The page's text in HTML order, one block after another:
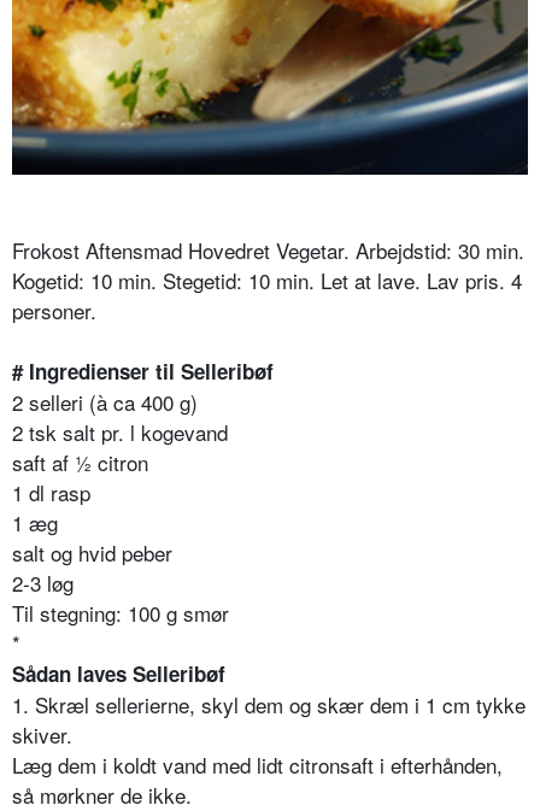
Frokost Aftensmad Hovedret Vegetar. Arbejdstid: 30 min.
Kogetid: 10 min. Stegetid: 10 min. Let at lave. Lav pris. 4
personer.
# Ingredienser til Selleribøf
2 selleri (à ca 400 g)
2 tsk salt pr. l kogevand
saft af ½ citron
1 dl rasp
1 æg
salt og hvid peber
2-3 løg
Til stegning: 100 g smør
*
Sådan laves Selleribøf
1. Skræl sellerierne, skyl dem og skær dem i 1 cm tykke
skiver.
Læg dem i koldt vand med lidt citronsaft i efterhånden,
så mørkner de ikke.